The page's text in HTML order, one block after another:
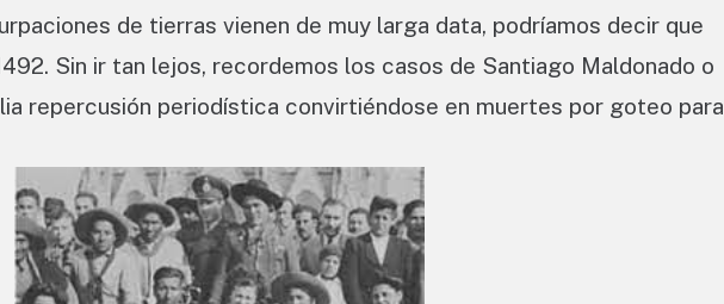
de tierras vienen de muy larga data, podríamos decir que
Sin ir tan lejos, recordemos los casos de Santiago Maldonado o
repercusión periodística convirtiéndose en muertes por goteo para